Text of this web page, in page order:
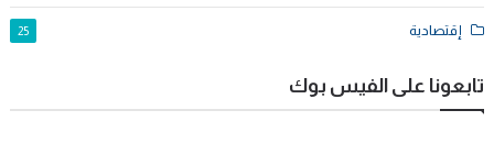
إقتصادية 25
تابعونا على الفيس بوك